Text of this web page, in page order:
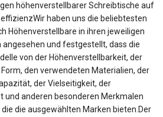
höhenverstellbarer Schreibtische auf
haben uns die beliebtesten
Höhenverstellbare in ihren jeweiligen
angesehen und festgestellt, dass die
von der Höhenverstellbarkeit, der
den verwendeten Materialien, der
der Vielseitigkeit, der
und anderen besonderen Merkmalen
die ausgewählten Marken bieten.Der